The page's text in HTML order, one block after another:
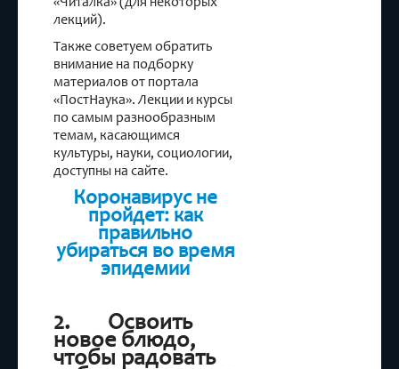
лекций).
Также советуем обратить
внимание на подборку
материалов от портала
«ПостНаука». Лекции и курсы
по самым разнообразным
темам, касающимся
культуры, науки, социологии,
доступны на сайте.
Коронавирус не
пройдет: как
правильно
убираться во время
эпидемии
2. Освоить
новое блюдо,
чтобы радовать